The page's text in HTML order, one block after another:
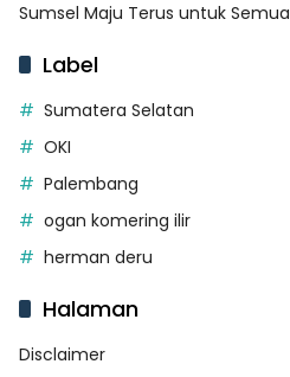
Sumsel Maju Terus untuk Semua
Label
Sumatera Selatan
OKI
Palembang
ogan komering ilir
herman deru
Halaman
Disclaimer